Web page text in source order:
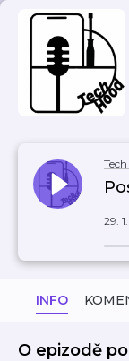
29.
INFO
O epizodě